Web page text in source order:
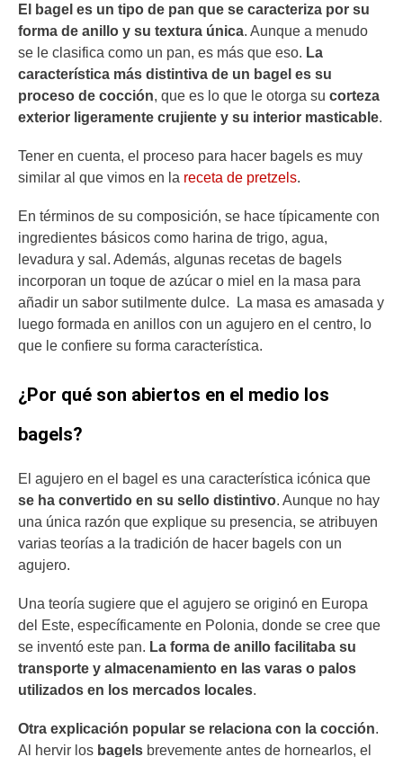
El bagel es un tipo de pan que se caracteriza por su
forma de anillo y su textura única. Aunque a menudo
se le clasifica como un pan, es más que eso. La
característica más distintiva de un bagel es su
proceso de cocción, que es lo que le otorga su corteza
exterior ligeramente crujiente y su interior masticable.
Tener en cuenta, el proceso para hacer bagels es muy
similar al que vimos en la receta de pretzels.
En términos de su composición, se hace típicamente con
ingredientes básicos como harina de trigo, agua,
levadura y sal. Además, algunas recetas de bagels
incorporan un toque de azúcar o miel en la masa para
añadir un sabor sutilmente dulce. La masa es amasada y
luego formada en anillos con un agujero en el centro, lo
que le confiere su forma característica.
¿Por qué son abiertos en el medio los
bagels?
El agujero en el bagel es una característica icónica que
se ha convertido en su sello distintivo. Aunque no hay
una única razón que explique su presencia, se atribuyen
varias teorías a la tradición de hacer bagels con un
agujero.
Una teoría sugiere que el agujero se originó en Europa
del Este, específicamente en Polonia, donde se cree que
se inventó este pan. La forma de anillo facilitaba su
transporte y almacenamiento en las varas o palos
utilizados en los mercados locales.
Otra explicación popular se relaciona con la cocción.
Al hervir los bagels brevemente antes de hornearlos, el